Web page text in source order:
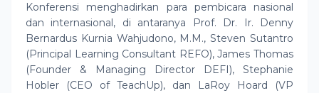
Konferensi menghadirkan para pembicara nasional
dan internasional, di antaranya Prof. Dr. Ir. Denny
Bernardus Kurnia Wahjudono, M.M., Steven Sutantro
(Principal Learning Consultant REFO), James Thomas
(Founder & Managing Director DEFI), Stephanie
Hobler (CEO of TeachUp), dan LaRoy Hoard (VP